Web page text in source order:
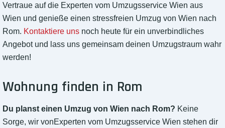
Vertraue auf die Experten vom Umzugsservice Wien aus
Wien und genieße einen stressfreien Umzug von Wien nach
Rom. Kontaktiere uns noch heute für ein unverbindliches
Angebot und lass uns gemeinsam deinen Umzugstraum wahr
werden!
Wohnung finden in Rom
Du planst einen Umzug von Wien nach Rom? Keine
Sorge, wir vonExperten vom Umzugsservice Wien stehen dir